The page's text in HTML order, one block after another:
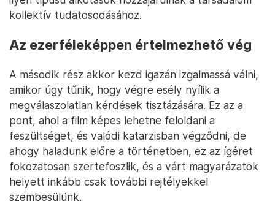
kollektív tudatosodásához.
Az ezerféleképpen értelmezhető vég
A második rész akkor kezd igazán izgalmassá válni,
amikor úgy tűnik, hogy végre esély nyílik a
megválaszolatlan kérdések tisztázására. Ez az a
pont, ahol a film képes lehetne feloldani a
feszültséget, és valódi katarzisban végződni, de
ahogy haladunk előre a történetben, ez az ígéret
fokozatosan szertefoszlik, és a várt magyarázatok
helyett inkább csak további rejtélyekkel
szembesülünk.